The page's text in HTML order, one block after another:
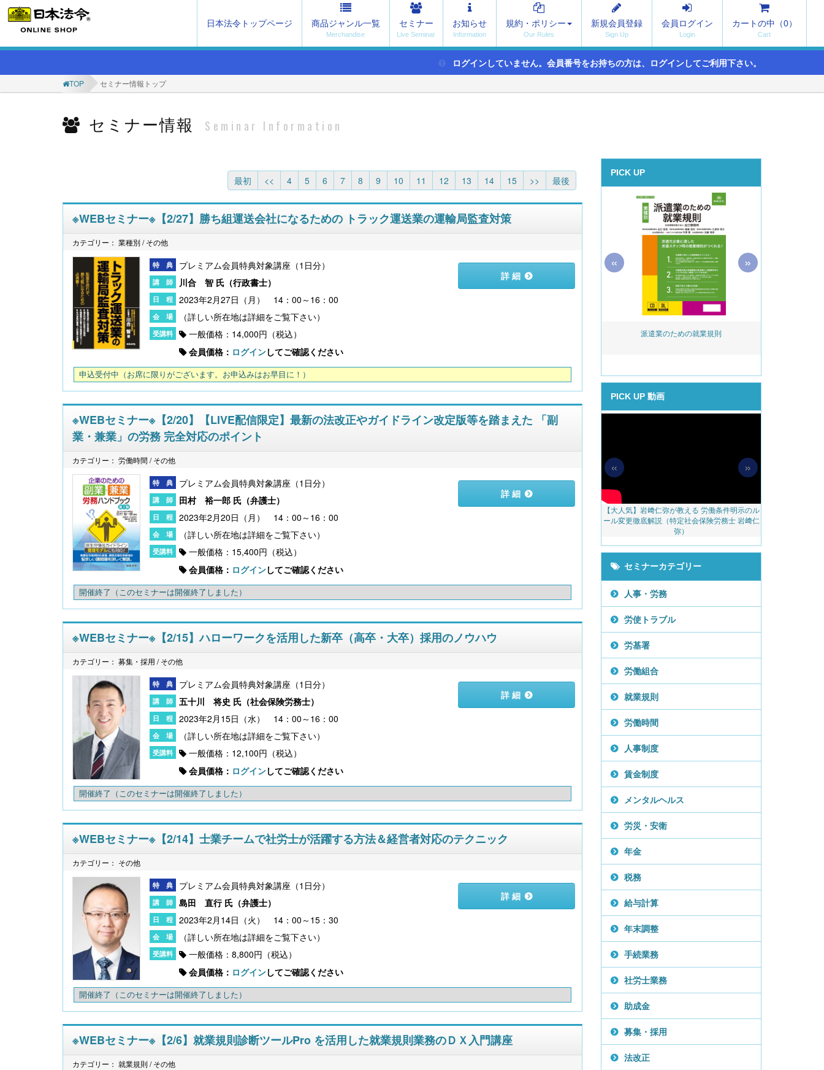
日本法令トップページ 商品ジャンル一覧 セミナー お知らせ 規約・ポリシー 新規会員登録 会員ログイン カートの中（0）
ログインしていません。会員番号をお持ちの方は、ログインしてご利用下さい。
TOP セミナー情報トップ
セミナー情報 Seminar Information
最初 << 4 5 6 7 8 9 10 11 12 13 14 15 >> 最後
※WEBセミナー※【2/27】勝ち組運送会社になるための トラック運送業の運輸局監査対策
カテゴリー： 業種別 / その他
プレミアム会員特典対象講座（1日分）
川合 智 氏（行政書士）
2023年2月27日（月） 14：00～16：00
一般価格：14,000円（税込）
会員価格： ログインしてご確認ください
詳 細
申込受付中 （お席に限りがございます。お申込みはお早目に！）
※WEBセミナー※【2/20】【LIVE配信限定】最新の法改正やガイドライン改定版等を踏まえた 「副
業・兼業」の労務 完全対応のポイント
カテゴリー： 労働時間 / その他
プレミアム会員特典対象講座（1日分）
田村 裕一郎 氏（弁護士）
2023年2月20日（月） 14：00～16：00
一般価格：15,400円（税込）
会員価格： ログインしてご確認ください
詳 細
開催終了 （このセミナーは開催終了しました）
※WEBセミナー※【2/15】ハローワークを活用した新卒（高卒・大卒）採用のノウハウ
カテゴリー： 募集・採用 / その他
プレミアム会員特典対象講座（1日分）
五十川 将史 氏（社会保険労務士）
2023年2月15日（水） 14：00～16：00
一般価格：12,100円（税込）
会員価格： ログインしてご確認ください
詳 細
開催終了 （このセミナーは開催終了しました）
※WEBセミナー※【2/14】士業チームで社労士が活躍する方法＆経営者対応のテクニック
カテゴリー： その他
プレミアム会員特典対象講座（1日分）
島田 直行 氏（弁護士）
2023年2月14日（火） 14：00～15：30
一般価格：8,800円（税込）
会員価格： ログインしてご確認ください
詳 細
開催終了 （このセミナーは開催終了しました）
※WEBセミナー※【2/6】就業規則診断ツールPro を活用した就業規則業務のＤＸ入門講座
カテゴリー： 就業規則 / その他
PICK UP
〔改訂版〕Excelでできる 産前産後休業・育
児休業《簡単》管理
社会保険労務士のための 労務・安全衛生コ
派遣業のための就業規則
« »
PICK UP 動画
無料配信】技能実習廃止・新制度移行、特定技
能２号の対象拡大･･･ 改正対応＆社労士のコンサ
ル 外国人雇用実務研究会【橋本ゼミ】第3ク
ール の見どころ
算・補助金の実務（介護人材コンサルタント
【大人気】岩﨑仁弥が教える 労働条件明示のル
ール変更徹底解説（特定社会保険労務士 岩﨑仁
弥）
【大注目】令和６年度 介護事業所の処遇改善加
算・補助金の実務（介護人材コンサルタント
栗原知女）
« »
セミナーカテゴリー
人事・労務
労使トラブル
労基署
労働組合
就業規則
労働時間
人事制度
賃金制度
メンタルヘルス
労災・安衛
年金
税務
給与計算
年末調整
手続業務
社労士業務
助成金
募集・採用
法改正